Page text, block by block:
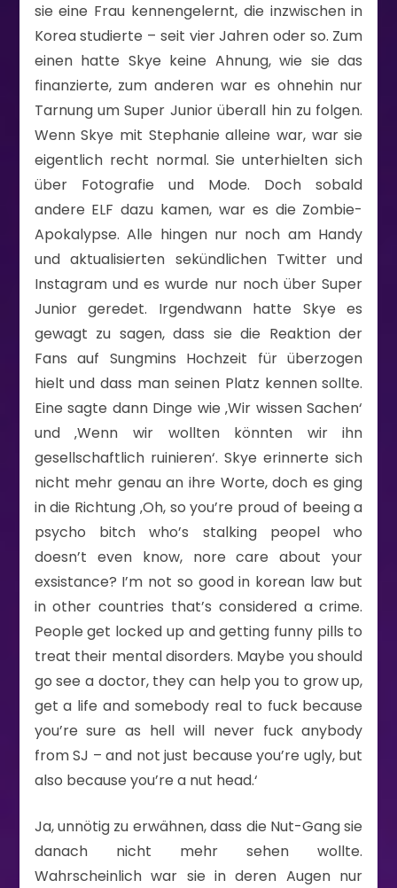
sie eine Frau kennengelernt, die inzwischen in
Korea studierte – seit vier Jahren oder so. Zum
einen hatte Skye keine Ahnung, wie sie das
finanzierte, zum anderen war es ohnehin nur
Tarnung um Super Junior überall hin zu folgen.
Wenn Skye mit Stephanie alleine war, war sie
eigentlich recht normal. Sie unterhielten sich
über Fotografie und Mode. Doch sobald
andere ELF dazu kamen, war es die Zombie-
Apokalypse. Alle hingen nur noch am Handy
und aktualisierten sekündlichen Twitter und
Instagram und es wurde nur noch über Super
Junior geredet. Irgendwann hatte Skye es
gewagt zu sagen, dass sie die Reaktion der
Fans auf Sungmins Hochzeit für überzogen
hielt und dass man seinen Platz kennen sollte.
Eine sagte dann Dinge wie ‚Wir wissen Sachen‘
und ‚Wenn wir wollten könnten wir ihn
gesellschaftlich ruinieren‘. Skye erinnerte sich
nicht mehr genau an ihre Worte, doch es ging
in die Richtung ‚Oh, so you’re proud of beeing a
psycho bitch who’s stalking peopel who
doesn’t even know, nore care about your
exsistance? I’m not so good in korean law but
in other countries that’s considered a crime.
People get locked up and getting funny pills to
treat their mental disorders. Maybe you should
go see a doctor, they can help you to grow up,
get a life and somebody real to fuck because
you’re sure as hell will never fuck anybody
from SJ – and not just because you’re ugly, but
also because you’re a nut head.‘
Ja, unnötig zu erwähnen, dass die Nut-Gang sie
danach nicht mehr sehen wollte.
Wahrscheinlich war sie in deren Augen nur